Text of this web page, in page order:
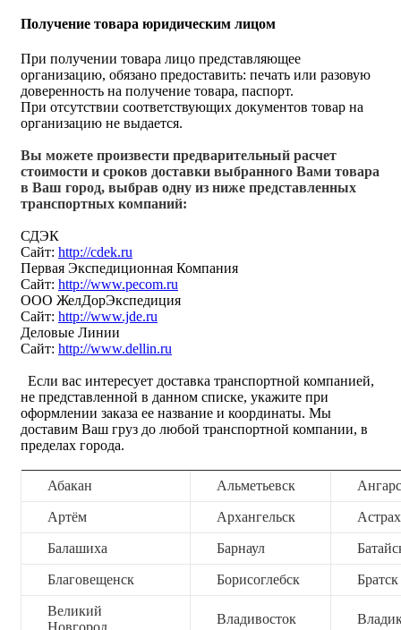
Получение товара юридическим лицом
При получении товара лицо представляющее
организацию, обязано предоставить: печать или разовую
доверенность на получение товара, паспорт.
При отсутствии соответствующих документов товар на
организацию не выдается.
Вы можете произвести предварительный расчет
стоимости и сроков доставки выбранного Вами товара
в Ваш город, выбрав одну из ниже представленных
транспортных компаний:
СДЭК
Сайт: http://cdek.ru
Первая Экспедиционная Компания
Сайт: http://www.pecom.ru
ООО ЖелДорЭкспедиция
Сайт: http://www.jde.ru
Деловые Линии
Сайт: http://www.dellin.ru
Если вас интересует доставка транспортной компанией,
не представленной в данном списке, укажите при
оформлении заказа ее название и координаты. Мы
доставим Ваш груз до любой транспортной компании, в
пределах города.
Абакан Альметьевск
Артём Архангельск
Балашиха Барнаул
Благовещенск Борисоглебск Братск
Великий
Владивосток